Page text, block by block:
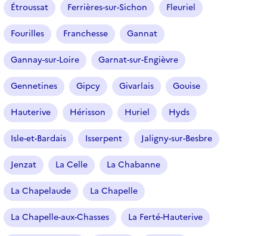
Étroussat Ferrières-sur-Sichon Fleuriel
Fourilles Franchesse Gannat
Gannay-sur-Loire Garnat-sur-Engièvre
Gennetines Gipcy Givarlais Gouise
Hauterive Hérisson Huriel Hyds
Isle-et-Bardais Isserpent Jaligny-sur-Besbre
Jenzat La Celle La Chabanne
La Chapelaude La Chapelle
La Chapelle-aux-Chasses La Ferté-Hauterive